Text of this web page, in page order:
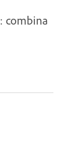
: combina